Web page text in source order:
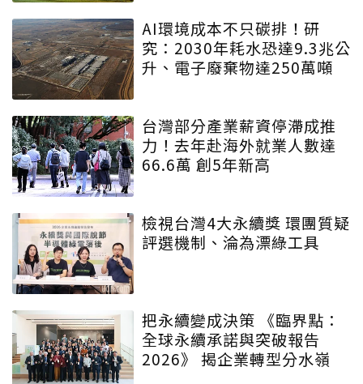
AI環境成本不只碳排！研
究：2030年耗水恐達9.3兆公
升、電子廢棄物達250萬噸
台灣部分產業薪資停滯成推
力！去年赴海外就業人數達
66.6萬 創5年新高
檢視台灣4大永續獎 環團質疑
評選機制、淪為漂綠工具
把永續變成決策 《臨界點：
全球永續承諾與突破報告
2026》 揭企業轉型分水嶺